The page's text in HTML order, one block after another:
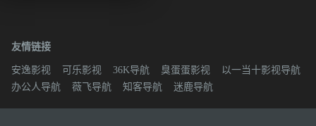
友情链接
安逸影视 可乐影视 36K导航 臭蛋蛋影视
以一当十影视导航
办公人导航
薇飞导航 知客导航 迷鹿导航